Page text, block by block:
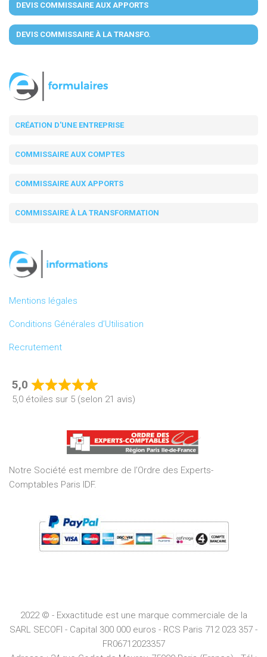
DEVIS COMMISSAIRE AUX APPORTS
DEVIS COMMISSAIRE À LA TRANSFO.
CRÉATION D'UNE ENTREPRISE
COMMISSAIRE AUX COMPTES
COMMISSAIRE AUX APPORTS
COMMISSAIRE À LA TRANSFORMATION
Mentions légales
Conditions Générales d’Utilisation
Recrutement
5,0
Rated
5,0
of
5
5,0 étoiles sur 5 (selon 21 avis)
Notre Société est membre de l’Ordre des Experts-
Comptables Paris IDF.
2022 © - Exxactitude est une marque commerciale de la
SARL SECOFI - Capital 300 000 euros - RCS Paris 712 023 357 -
FR06712023357